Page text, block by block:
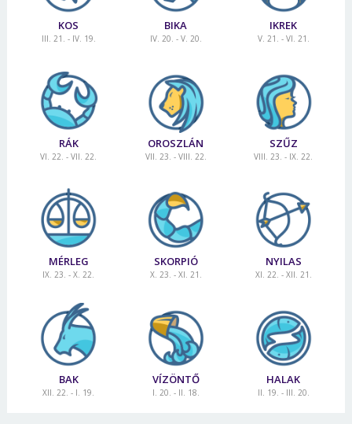
KOS
III. 21. - IV. 19.
BIKA
IV. 20. - V. 20.
IKREK
V. 21. - VI. 21.
RÁK
VI. 22. - VII. 22.
OROSZLÁN
VII. 23. - VIII. 22.
SZŰZ
VIII. 23. - IX. 22.
MÉRLEG
IX. 23. - X. 22.
SKORPIÓ
X. 23. - XI. 21.
NYILAS
XI. 22. - XII. 21.
BAK
XII. 22. - I. 19.
VÍZÖNTŐ
I. 20. - II. 18.
HALAK
II. 19. - III. 20.